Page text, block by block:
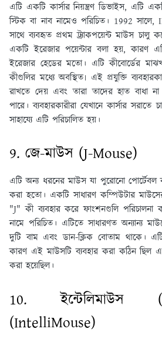
এটি একটি কার্সার নিয়ন্ত্রণ ডিভাইস, এটি
স্টিক বা নাব নামেও পরিচিত। 1992 সালে,
সাথে ব্যবহৃত প্রথম ট্র্যাকপয়েন্ট মাউস
একটি ইরেজার পয়েন্টার বলা হয়, কারণ
ইরেজার হেডের মতো। এটি কীবোর্ডের
কীগুলির মধ্যে অবস্থিত৷ এই প্রযুক্তি
রাখতে দেয় এবং তারা তাদের হাত বাধা
পারে। ব্যবহারকারীরা যেখানে কার্সার
সাহায্যে এটি পরিচালিত হয়।
9. জে-মাউস (J-Mouse)
এটি অন্য ধরনের মাউস যা পুরোনো পোর্টেবল
করা হতো। একটি সাধারণ কম্পিউটার
"J" কী ব্যবহার করে ফাংশনগুলি
নামে পরিচিত। এটিতে সাধারণত অন্যান্য
দুটি বাম এবং ডান-ক্লিক বোতাম থাকে।
কারণ এই মাউসটি ব্যবহার করা কঠিন ছিল
করা হয়েছিল।
10. ইন্টেলিমাউস
(IntelliMouse)